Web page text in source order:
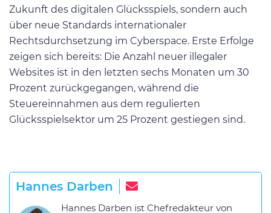
Zukunft des digitalen Glücksspiels, sondern auch
über neue Standards internationaler
Rechtsdurchsetzung im Cyberspace. Erste Erfolge
zeigen sich bereits: Die Anzahl neuer illegaler
Websites ist in den letzten sechs Monaten um 30
Prozent zurückgegangen, während die
Steuereinnahmen aus dem regulierten
Glücksspielsektor um 25 Prozent gestiegen sind.
Hannes Darben
Hannes Darben ist Chefredakteur von